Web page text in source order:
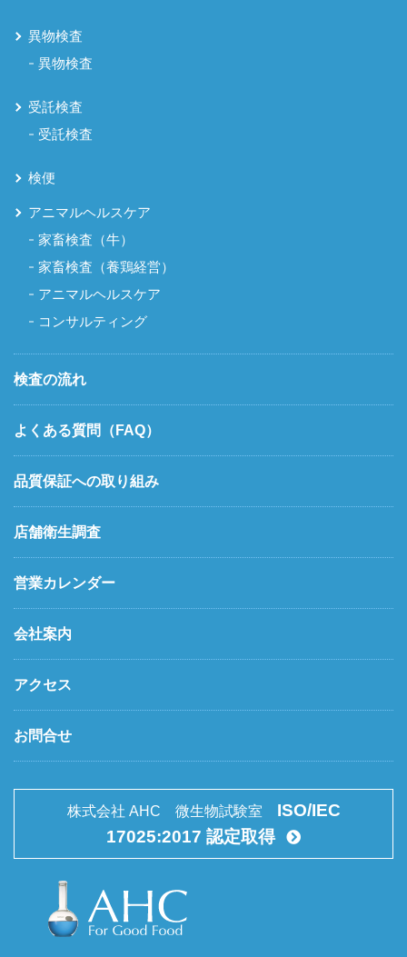
異物検査
異物検査
受託検査
受託検査
検便
アニマルヘルスケア
家畜検査（牛）
家畜検査（養鶏経営）
アニマルヘルスケア
コンサルティング
検査の流れ
よくある質問（FAQ）
品質保証への取り組み
店舗衛生調査
営業カレンダー
会社案内
アクセス
お問合せ
株式会社 AHC 微生物試験室 ISO/IEC
17025:2017 認定取得